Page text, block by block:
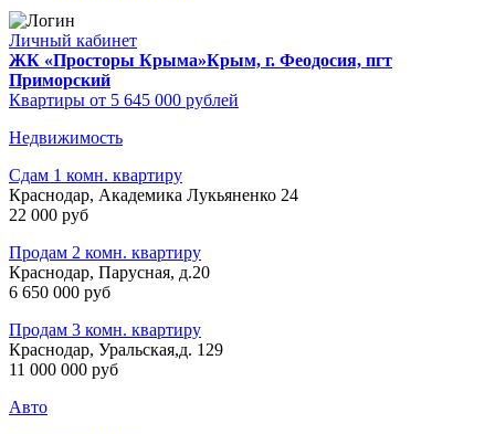
Личный кабинет
ЖК «Просторы Крыма»Крым, г. Феодосия, пгт
Приморский
Квартиры от 5 645 000 рублей
Недвижимость
Сдам 1 комн. квартиру
Краснодар, Академика Лукьяненко 24
22 000 руб
Продам 2 комн. квартиру
Краснодар, Парусная, д.20
6 650 000 руб
Продам 3 комн. квартиру
Краснодар, Уральская,д. 129
11 000 000 руб
Авто